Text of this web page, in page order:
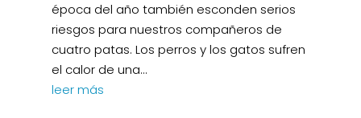
época del año también esconden serios
riesgos para nuestros compañeros de
cuatro patas. Los perros y los gatos sufren
el calor de una...
leer más